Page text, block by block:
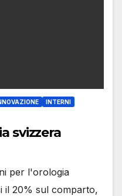
INTERNI
svizzera
per l'orologia
il 20% sul comparto,